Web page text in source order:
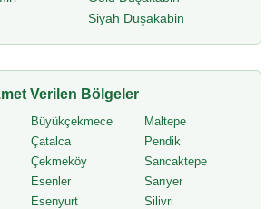
Siyah Duşakabin
Verilen Bölgeler
Büyükçekmece
Çatalca
Çekmeköy
Esenler
Esenyurt
Maltepe
Pendik
Sancaktepe
Sarıyer
Silivri